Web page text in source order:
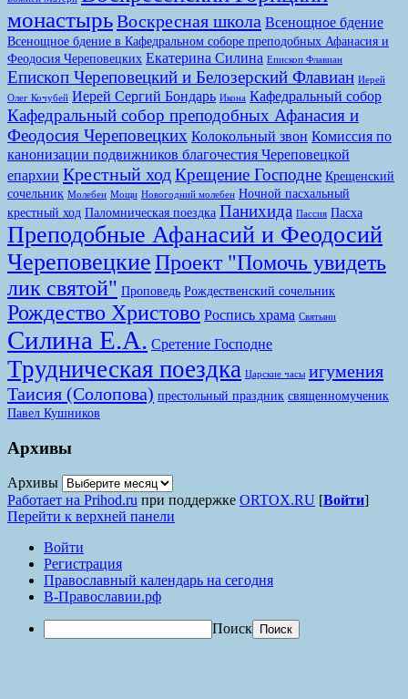
монастырьВоскресная школа Всенощное бдение
Всенощное бдение в Кафедральном соборе преподобных Афанасия и
Феодосия Череповецких Екатерина Силина Епископ Флавиан
Епископ Череповецкий и Белозерский Флавиан Иерей
Олег Кочубей Иерей Сергий Бондарь Икона Кафедральный собор
Кафедральный собор преподобных Афанасия и
Феодосия Череповецких Колокольный звон Комиссия по
канонизации подвижников благочестия Череповецкой
епархии Крестный ходКрещение Господне Крещенский
сочельник Молебен Мощи Новогодний молебен Ночной пасхальный
крестный ход Паломническая поездка Панихида Пассия Пасха
Преподобные Афанасий и Феодосий
ЧереповецкиеПроект "Помочь увидеть
лик святой" Проповедь Рождественский сочельник
Рождество Христово Роспись храма Святыни
Силина Е.А. Сретение Господне
Трудническая поездка Царские часы игумения
Таисия (Солопова) престольный праздник священномученик
Павел Кушников
Архивы
Архивы
Работает на Prihod.ru при поддержке ORTOX.RU [Войти]
Перейти к верхней панели
Войти
Регистрация
Православный календарь на сегодня
В-Православии.рф
Поиск